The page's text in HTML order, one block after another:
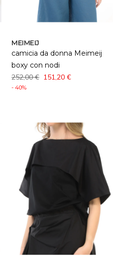
MEIMEIJ
camicia da donna Meimeij
boxy con nodi
252,00 € 151,20 €
- 40%